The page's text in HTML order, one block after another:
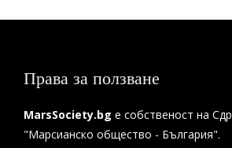
Права за ползване
MarsSociety.bg е собственост на
"Марсианско общество - България".